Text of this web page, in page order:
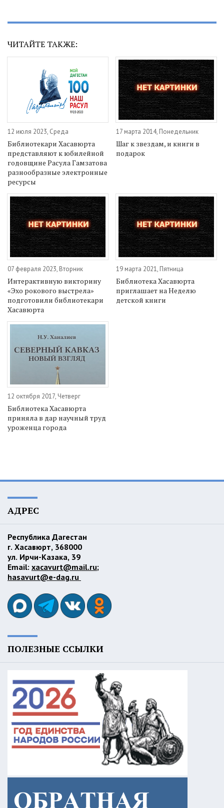
ЧИТАЙТЕ ТАКЖЕ:
12 июля 2023, Среда
Библиотекари Хасавюрта
представляют к юбилейной
годовщине Расула Гамзатова
разнообразные электронные
ресурсы
17 марта 2014, Понедельник
Шаг к звездам, и книги в
подарок
07 февраля 2023, Вторник
Интерактивную викторину
«Эхо рокового выстрела»
подготовили библиотекари
Хасавюрта
19 марта 2021, Пятница
Библиотека Хасавюрта
приглашает на Неделю
детской книги
12 октября 2017, Четверг
Библиотека Хасавюрта
приняла в дар научный труд
уроженца города
АДРЕС
Республика Дагестан
г. Хасавюрт, 368000
ул. Ирчи-Казака, 39
Email: xacavurt@mail.ru;
hasavurt@e-dag.ru
ПОЛЕЗНЫЕ ССЫЛКИ